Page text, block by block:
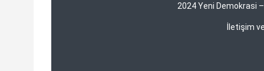
2024 Yeni Demokrasi
İletişim